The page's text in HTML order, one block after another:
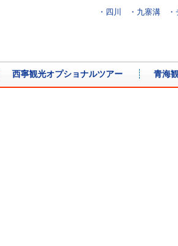
・四川 ・九寨溝
西寧観光オプショナルツアー 青海